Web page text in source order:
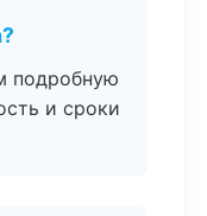
подробную
и сроки